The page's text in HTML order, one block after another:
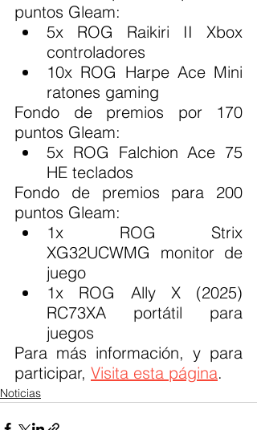
puntos Gleam:
5x ROG Raikiri II Xbox
controladores
10x ROG Harpe Ace Mini
ratones gaming
Fondo de premios por 170
puntos Gleam:
5x ROG Falchion Ace 75
HE teclados
Fondo de premios para 200
puntos Gleam:
1x ROG Strix
XG32UCWMG monitor de
juego
1x ROG Ally X (2025)
RC73XA portátil para
juegos
Para más información, y para
participar, Visita esta página.
Noticias